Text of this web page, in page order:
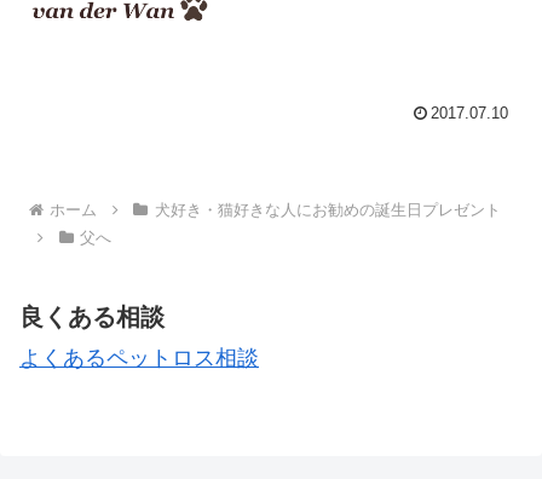
2017.07.10
ホーム
犬好き・猫好きな人にお勧めの誕生日プレゼント
父へ
良くある相談
よくあるペットロス相談